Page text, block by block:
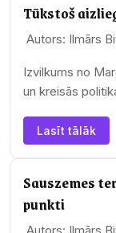
Tūkstoš
Autors: Ilmārs
Izvilkums no
un kreisās
Lasīt tālāk
Sauszemes
punkti